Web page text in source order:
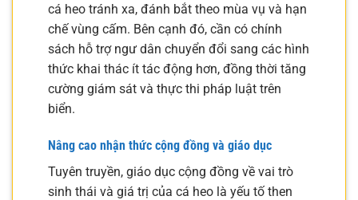
cá heo tránh xa, đánh bắt theo mùa vụ và hạn
chế vùng cấm. Bên cạnh đó, cần có chính
sách hỗ trợ ngư dân chuyển đổi sang các hình
thức khai thác ít tác động hơn, đồng thời tăng
cường giám sát và thực thi pháp luật trên
biển.
Nâng cao nhận thức cộng đồng và giáo dục
Tuyên truyền, giáo dục cộng đồng về vai trò
sinh thái và giá trị của cá heo là yếu tố then